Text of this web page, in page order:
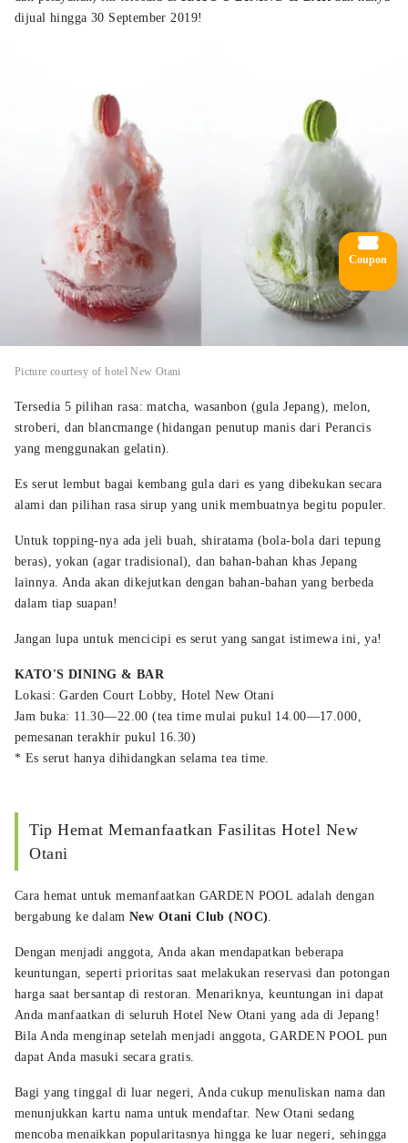
dijual hingga 30 September 2019!
Picture courtesy of hotel New Otani
Tersedia 5 pilihan rasa: matcha, wasanbon (gula Jepang), melon,
stroberi, dan blancmange (hidangan penutup manis dari Perancis
yang menggunakan gelatin).
Es serut lembut bagai kembang gula dari es yang dibekukan secara
alami dan pilihan rasa sirup yang unik membuatnya begitu populer.
Untuk topping-nya ada jeli buah, shiratama (bola-bola dari tepung
beras), yokan (agar tradisional), dan bahan-bahan khas Jepang
lainnya. Anda akan dikejutkan dengan bahan-bahan yang berbeda
dalam tiap suapan!
Jangan lupa untuk mencicipi es serut yang sangat istimewa ini, ya!
KATO'S DINING & BAR
Lokasi: Garden Court Lobby, Hotel New Otani
Jam buka: 11.30—22.00 (tea time mulai pukul 14.00—17.000,
pemesanan terakhir pukul 16.30)
* Es serut hanya dihidangkan selama tea time.
Tip Hemat Memanfaatkan Fasilitas Hotel New
Otani
Cara hemat untuk memanfaatkan GARDEN POOL adalah dengan
bergabung ke dalam New Otani Club (NOC).
Dengan menjadi anggota, Anda akan mendapatkan beberapa
keuntungan, seperti prioritas saat melakukan reservasi dan potongan
harga saat bersantap di restoran. Menariknya, keuntungan ini dapat
Anda manfaatkan di seluruh Hotel New Otani yang ada di Jepang!
Bila Anda menginap setelah menjadi anggota, GARDEN POOL pun
dapat Anda masuki secara gratis.
Bagi yang tinggal di luar negeri, Anda cukup menuliskan nama dan
menunjukkan kartu nama untuk mendaftar. New Otani sedang
mencoba menaikkan popularitasnya hingga ke luar negeri, sehingga
Coupon